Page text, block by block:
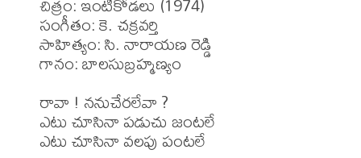
సంగీతం: కె. చక్రవర్తి
సాహిత్యం: సి. నారాయణ రెడ్డి
గానం: బాలసుబ్రహ్మణ్యం
రావా ! ననుచేరలేవా ?
ఎటు చూసినా పడుచు జంటలే
ఎటు చూసినా వలపు పంటలే